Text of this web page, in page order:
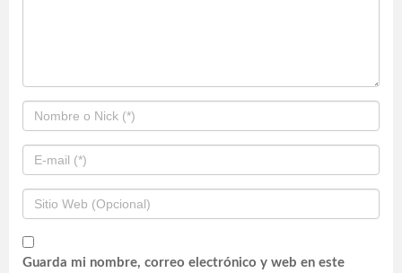
Guarda mi nombre, correo electrónico y web en este